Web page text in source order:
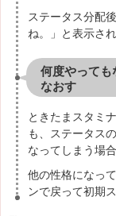
ステータス分配
ね。」と表示さ
何度やっても
なおす
ときたまスタミ
も、ステータス
なってしまう場
他の性格になっ
ンで戻って初期